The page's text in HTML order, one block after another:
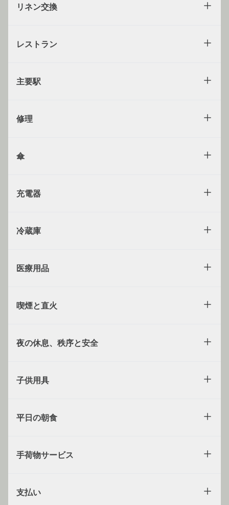
リネン交換
レストラン
主要駅
修理
傘
充電器
冷蔵庫
医療用品
喫煙と直火
夜の休息、秩序と安全
子供用具
平日の朝食
手荷物サービス
支払い